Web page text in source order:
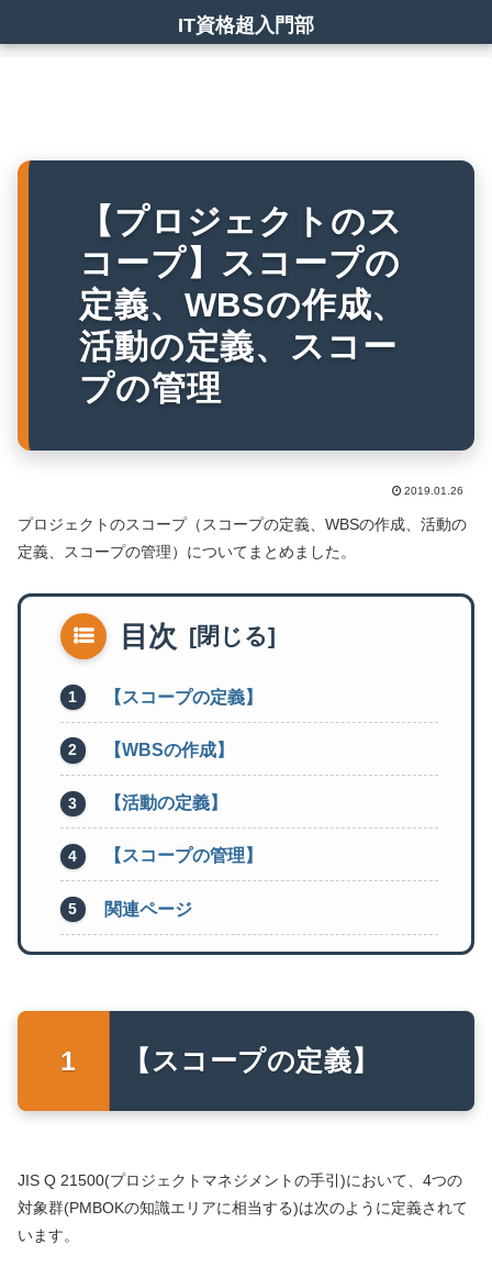
IT資格超入門部
【プロジェクトのス
コープ】スコープの
定義、WBSの作成、
活動の定義、スコー
プの管理
2019.01.26
プロジェクトのスコープ（スコープの定義、WBSの作成、活動の
定義、スコープの管理）についてまとめました。
目次
【スコープの定義】
【WBSの作成】
【活動の定義】
【スコープの管理】
関連ページ
【スコープの定義】
JIS Q 21500(プロジェクトマネジメントの手引)において、4つの
対象群(PMBOKの知識エリアに相当する)は次のように定義されて
います。